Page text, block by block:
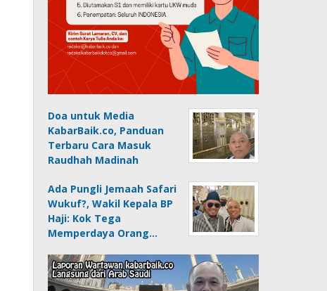
Doa untuk Media
KabarBaik.co, Panduan
Terbaru Cara Masuk
Raudhah Madinah
Ada Pungli Jemaah Safari
Wukuf?, Wakil Kepala BP
Haji: Kok Tega
Memperdaya Orang…